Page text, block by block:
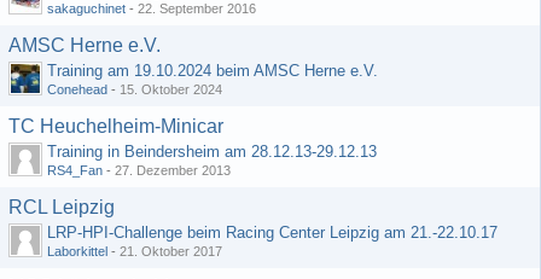
sakaguchinet - 22. September 2016
AMSC Herne e.V.
Training am 19.10.2024 beim AMSC Herne e.V.
Conehead - 15. Oktober 2024
TC Heuchelheim-Minicar
Training in Beindersheim am 28.12.13-29.12.13
RS4_Fan - 27. Dezember 2013
RCL Leipzig
LRP-HPI-Challenge beim Racing Center Leipzig am 21.-22.10.17
Laborkittel - 21. Oktober 2017